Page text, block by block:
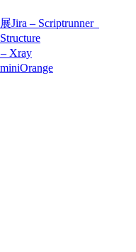
Jira – Scriptrunner
Xray